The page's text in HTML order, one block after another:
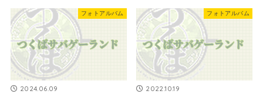
フォトアルバム
2024.06.09
フォトアルバム
2022.10.19